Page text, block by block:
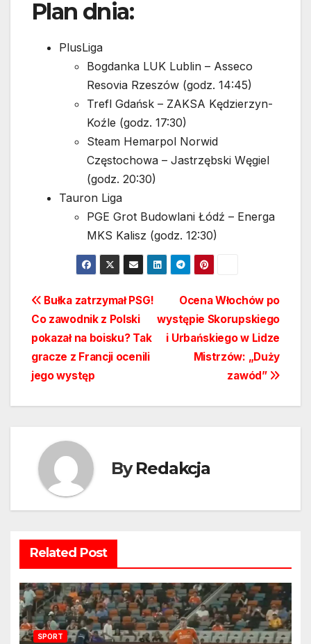
Plan dnia:
PlusLiga
Bogdanka LUK Lublin – Asseco
Resovia Rzeszów (godz. 14:45)
Trefl Gdańsk – ZAKSA Kędzierzyn-
Koźle (godz. 17:30)
Steam Hemarpol Norwid
Częstochowa – Jastrzębski Węgiel
(godz. 20:30)
Tauron Liga
PGE Grot Budowlani Łódź – Energa
MKS Kalisz (godz. 12:30)
Nawigacja
wpisu
Ocena Włochów po
występie Skorupskiego
i Urbańskiego w Lidze
Mistrzów: „Duży
zawód”
Bułka zatrzymał PSG!
Co zawodnik z Polski
pokazał na boisku? Tak
gracze z Francji ocenili
jego występ
ByRedakcja
Related Post
SPORT